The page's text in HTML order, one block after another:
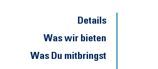
Details
Was wir bieten
Was Du mitbringst